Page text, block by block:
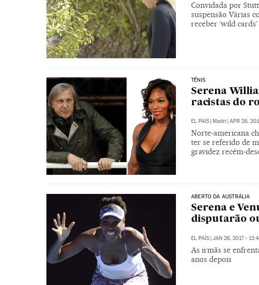
Convidada por
suspensão Várias
receber ‘wild
TÊNIS
Serena
racistas do
EL PAÍS | Madri | APR 26,
Norte-americana
ter se referido de
gravidez recém-
ABERTO DA AUSTRÁLIA
Serena e
disputarão
EL PAÍS JAN 26, 2017 -
As irmãs se
anos depois